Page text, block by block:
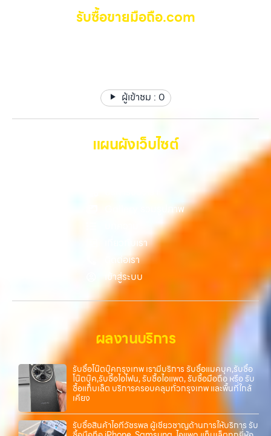
อาชีพ และจ่ายเงินทันที ทั้งหมดนี้เพื่อให้การขายอุปกรณ์ของคุณเป็นเรื่อง
ซื้อแมคบุค, รับซื้อโน๊ตบุ๊ค, รับซื้อแท็บเล็ต, หรือบริการอื่นๆ เกี่ยวกับสินค้า
ไอที กรุงเทพฯ – เราพร้อมให้บริการครบวงจร บริการของเรา เราให้บริการ
แบบครบวงจรสำหรับลูกค้าที่ต้องการขายอุปกรณ์ไอที…
ไม่ใช้แล้วให้กลายเป็นเงินสดได้ทันที ด้วยบริการ รับซื้อไอโฟน, รับซื้อไอแพด,
รับซื้อมือถือ, รับซื้อโทรศัพท์, รับซื้อโน๊ตบุ๊ค, รับซื้อแท็บเล็ต, รับซื้อสินค้าไอที
ต้องการเงินด่วน เราจึงมอบบริการประเมินสภาพเครื่อง ฟรี ปราบปราม
ความยุ่งยากทั้งหลาย โดยเน้น โปร่งใส มั่นใจได้ และจ่ายเงินทันทีเมื่อตกลง
ใช้งานแล้ว ตกแต่งแล้ว หรือมีรอยบ้าง เพราะมูลค่าของเครื่องไม่ได้ขึ้นอยู่แค่
ยี่ห้อ แต่ขึ้นอยู่กับสภาพจริง ความครบชุด และความสะดวกในการขายของ
คุณ เราจึงตั้งใจให้บริการในเขต ลาดพร้าว, รัชดา, บางรัก, แจ้งวัฒนะ,
บางแค, วัชรพล, รามอินทรา, บางนา, บางพลี, เกษตรนวมินทร์, เสนานิคม,
วังหิน อย่างเต็มที่ ไม่ว่าคุณจะค้นหาคำว่า “รับซื้อมือถือใกล้ฉัน”, “รับซื้อ
โทรศัพท์มือสองกรุงเทพ”, “ขาย iPad ได้ราคา”, “รับซื้อแท็บเล็ต กรุงเทพ
ถึงที่”, หรือ “รับซื้อ Samsung มือสอง ราคาสูง” — ที่นี่คือคำตอบ เพราะ
บริการของเรามุ่งตรงให้คุณได้รับราคาและความสะดวกสบายที่เหนือกว่า
เลือกเราแล้วคุณจะได้บริการที่คุณไว้วางใจ พร้อมทีมงานที่พร้อมอำนวย
ความสะดวก นัดรับถึงที่ ตรวจสภาพอย่างมืออาชีพ และจ่ายเงินทันที
ทั้งหมดนี้เพื่อให้การขายอุปกรณ์ของคุณเป็นเรื่องง่ายขึ้น ดีกว่า รวดเร็วกว่า
และคุ้มค่ากว่า ทำไมต้องเลือกเรา ผู้เชี่ยวชาญด้านการให้บริการ รับซื้อมือถือ
iPhone, Samsung, ไอแพด แท็บเล็ตทุกยี่ห้อ ในราคาสูง พร้อมจ่ายเงิน
ทันที โดยเน้นบริการในพื้นที่ ลาดพร้าว, รัชดา, บางรัก, แจ้งวัฒนะ, บางแค,
วัชรพล, รามอินทรา, รวมถึง บางนา, บางพลี, เกษตรนวมินทร์, เสนานิคม,
วังหินไม่ว่าคุณจะต้องการ รับซื้อโทรศัพท์, รับซื้อแมคบุค, รับซื้อโน๊ตบุ๊ค, รับ
ซื้อแท็บเล็ต, หรือบริการอื่นๆ เกี่ยวกับสินค้าไอที กรุงเทพฯ – เราพร้อมให้
บริการครบวงจร บริการของเรา เราให้บริการแบบครบวงจรสำหรับลูกค้าที่
ต้องการขายอุปกรณ์ไอที…
รับซื้อขายมือถือ.com
ผู้เข้าชม : 0
แผนผังเว็บไซต์
Gallery รวมรูปภาพ
เกี่ยวกับเรา
ติดต่อเรา
เข้าสู่ระบบ
ผลงานบริการ
รับซื้อโน๊ตบุ๊คกรุงเทพ เรามีบริการ รับซื้อแมคบุค,รับซื้อ
โน๊ตบุ๊ค,รับซื้อไอโฟน, รับซื้อไอแพด, รับซื้อมือถือ หรือ รับ
ซื้อแท็บเล็ต บริการครอบคลุมทั่วกรุงเทพ และพื้นที่ใกล้
เคียง
รับซื้อสินค้าไอทีวัชรพล ผู้เชี่ยวชาญด้านการให้บริการ รับ